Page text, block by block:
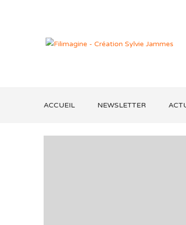
ACCUEIL NEWSLETTER